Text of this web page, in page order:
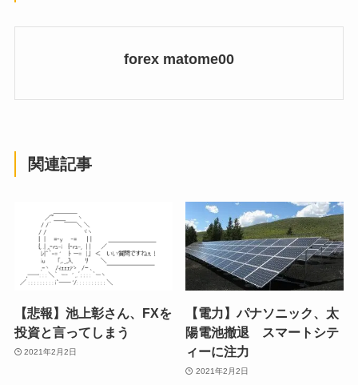
forex matome00
関連記事
【悲報】池上彰さん、FXを
投資と言ってしまう
2021年2月2日
【電力】パナソニック、太
陽電池撤退 スマートシテ
ィーに注力
2021年2月2日